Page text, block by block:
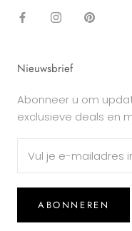
Nieuwsbrief
Abonneer u om
exclusieve deals en
ABONNEREN